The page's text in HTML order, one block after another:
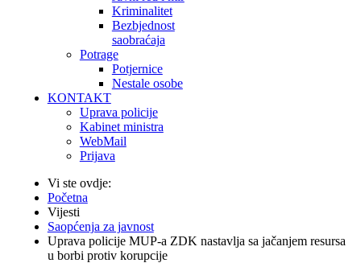
Kriminalitet
Bezbjednost
saobraćaja
Potrage
Potjernice
Nestale osobe
KONTAKT
Uprava policije
Kabinet ministra
WebMail
Prijava
Vi ste ovdje:
Početna
Vijesti
Saopćenja za javnost
Uprava policije MUP-a ZDK nastavlja sa jačanjem resursa
u borbi protiv korupcije